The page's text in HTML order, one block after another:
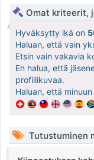
Omat kriteerit,
Hyväksytty ikä on
Haluan, että vain
Etsin vain vakavia
En halua, että
profiilikuvaa.
Haluan, että
Tutustuminen